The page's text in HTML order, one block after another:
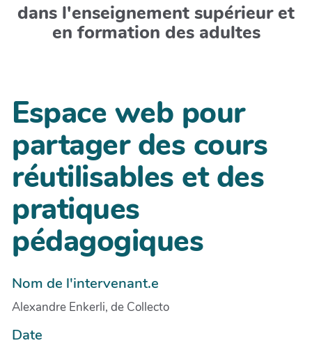
dans l'enseignement supérieur et
en formation des adultes
Espace web pour
partager des cours
réutilisables et des
pratiques
pédagogiques
Nom de l'intervenant.e
Alexandre Enkerli, de Collecto
Date